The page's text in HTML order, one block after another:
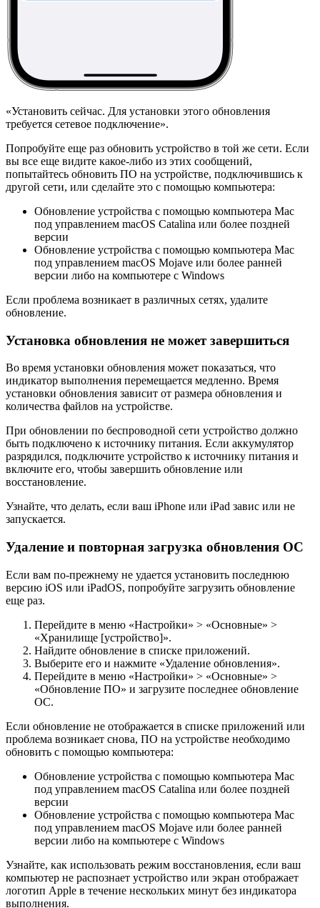
«Установить сейчас. Для установки этого обновления
требуется сетевое подключение».
Попробуйте еще раз обновить устройство в той же сети. Если
вы все еще видите какое-либо из этих сообщений,
попытайтесь обновить ПО на устройстве, подключившись к
другой сети, или сделайте это с помощью компьютера:
Обновление устройства с помощью компьютера Mac
под управлением macOS Catalina или более поздней
версии
Обновление устройства с помощью компьютера Mac
под управлением macOS Mojave или более ранней
версии либо на компьютере с Windows
Если проблема возникает в различных сетях, удалите
обновление.
Установка обновления не может завершиться
Во время установки обновления может показаться, что
индикатор выполнения перемещается медленно. Время
установки обновления зависит от размера обновления и
количества файлов на устройстве.
При обновлении по беспроводной сети устройство должно
быть подключено к источнику питания. Если аккумулятор
разрядился, подключите устройство к источнику питания и
включите его, чтобы завершить обновление или
восстановление.
Узнайте, что делать, если ваш iPhone или iPad завис или не
запускается.
Удаление и повторная загрузка обновления ОС
Если вам по-прежнему не удается установить последнюю
версию iOS или iPadOS, попробуйте загрузить обновление
еще раз.
Перейдите в меню «Настройки» > «Основные» >
«Хранилище [устройство]».
Найдите обновление в списке приложений.
Выберите его и нажмите «Удаление обновления».
Перейдите в меню «Настройки» > «Основные» >
«Обновление ПО» и загрузите последнее обновление
ОС.
Если обновление не отображается в списке приложений или
проблема возникает снова, ПО на устройстве необходимо
обновить с помощью компьютера:
Обновление устройства с помощью компьютера Mac
под управлением macOS Catalina или более поздней
версии
Обновление устройства с помощью компьютера Mac
под управлением macOS Mojave или более ранней
версии либо на компьютере с Windows
Узнайте, как использовать режим восстановления, если ваш
компьютер не распознает устройство или экран отображает
логотип Apple в течение нескольких минут без индикатора
выполнения.